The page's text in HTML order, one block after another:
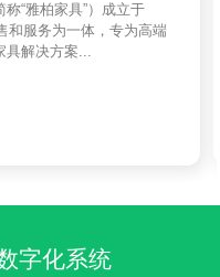
“雅柏家具”）成立于
和服务为一体，专为高端
具解决方案...
字化系统